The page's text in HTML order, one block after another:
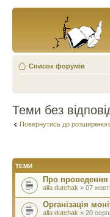
Список форумів
Теми без
Повернутись до
ТЕМИ
Про проведення
alla dutchak » 07
Організація
alla dutchak » 20